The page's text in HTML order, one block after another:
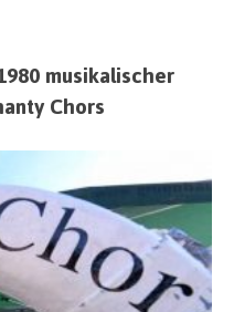
musikalischer
Chors